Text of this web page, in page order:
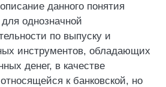
данного понятия
однозначной
по выпуску и
инструментов, обладающих
денег, в качестве
к банковской, но